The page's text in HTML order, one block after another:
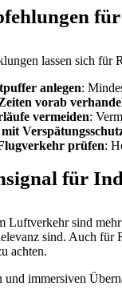
lassen sich für
anlegen:
vorab
vermeiden:
prüfen:
für
Luftverkehr sind
sind. Auch für
achten.
immersiven